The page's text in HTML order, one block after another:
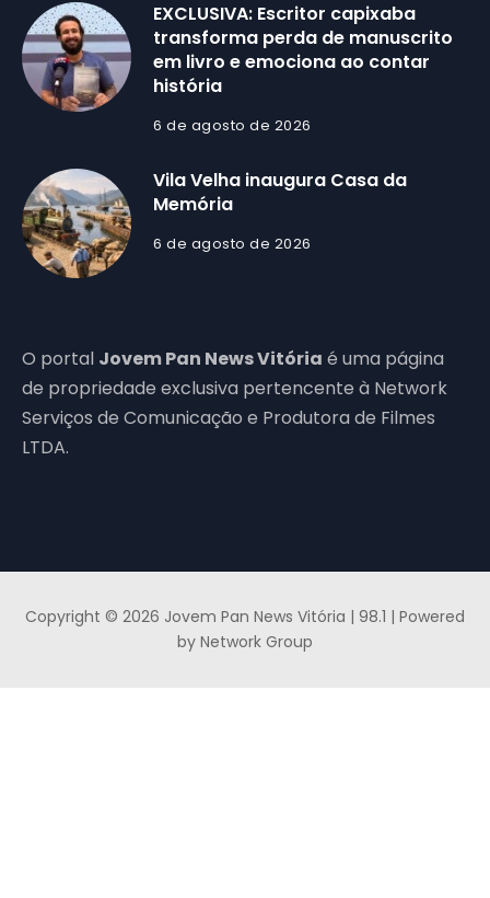
EXCLUSIVA: Escritor capixaba
transforma perda de manuscrito
em livro e emociona ao contar
história
6 de agosto de 2026
Vila Velha inaugura Casa da
Memória
6 de agosto de 2026
O portal Jovem Pan News Vitória é uma página
de propriedade exclusiva pertencente à Network
Serviços de Comunicação e Produtora de Filmes
LTDA.
Copyright © 2026 Jovem Pan News Vitória | 98.1 | Powered
by Network Group